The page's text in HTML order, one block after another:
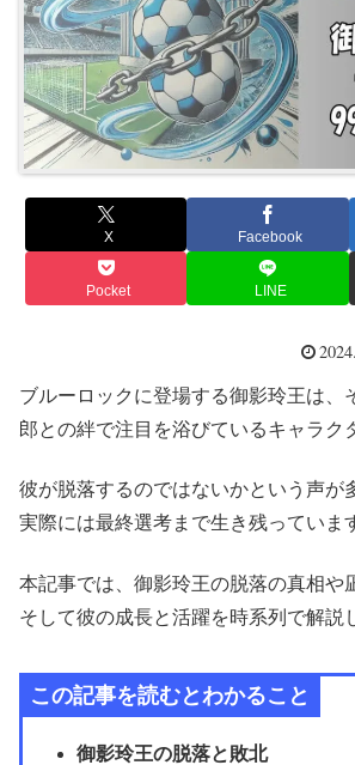
X Facebook
Pocket LINE
ブルーロックに登場する御影玲王は、
郎との絆で注目を浴びているキャラク
彼が脱落するのではないかという声が
実際には最終選考まで生き残っていま
本記事では、御影玲王の脱落の真相や
そして彼の成長と活躍を時系列で解説
この記事を読むとわかること
御影玲王の脱落と敗北